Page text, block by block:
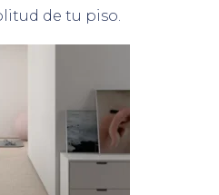
de tu piso.